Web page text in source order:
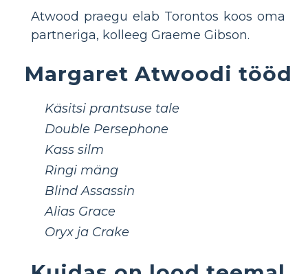
Atwood praegu elab Torontos koos oma
partneriga, kolleeg Graeme Gibson.
Margaret Atwoodi tööd
Käsitsi prantsuse tale
Double Persephone
Kass silm
Ringi mäng
Blind Assassin
Alias ​​Grace
Oryx ja Crake